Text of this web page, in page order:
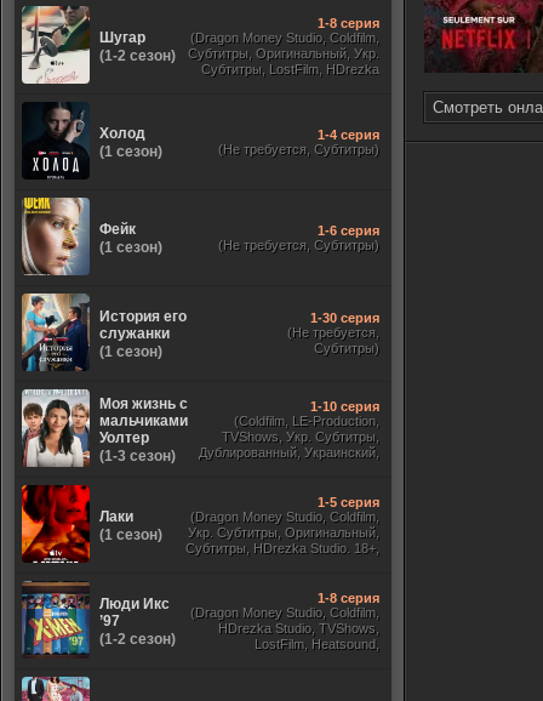
Смотреть
Шугар
(1-2 сезон)
1-8 серия
(Dragon Money Studio, Coldfilm,
Субтитры, Оригинальный, Укр.
Субтитры, LostFilm, HDrezka
Холод
(1 сезон)
1-4 серия
(Не требуется, Субтитры)
Фейк
(1 сезон)
1-6 серия
(Не требуется, Субтитры)
История его
служанки
(1 сезон)
1-30 серия
(Не требуется,
Субтитры)
Моя жизнь с
мальчиками
Уолтер
(1-3 сезон)
1-10 серия
(Coldfilm, LE-Production,
TVShows, Укр. Субтитры,
Дублированный, Украинский,
Лаки
(1 сезон)
1-5 серия
(Dragon Money Studio, Coldfilm,
Укр. Субтитры, Оригинальный,
Субтитры, HDrezka Studio. 18+,
Люди Икс
’97
(1-2 сезон)
1-8 серия
(Dragon Money Studio, Coldfilm,
HDrezka Studio, TVShows,
LostFilm, Heatsound,